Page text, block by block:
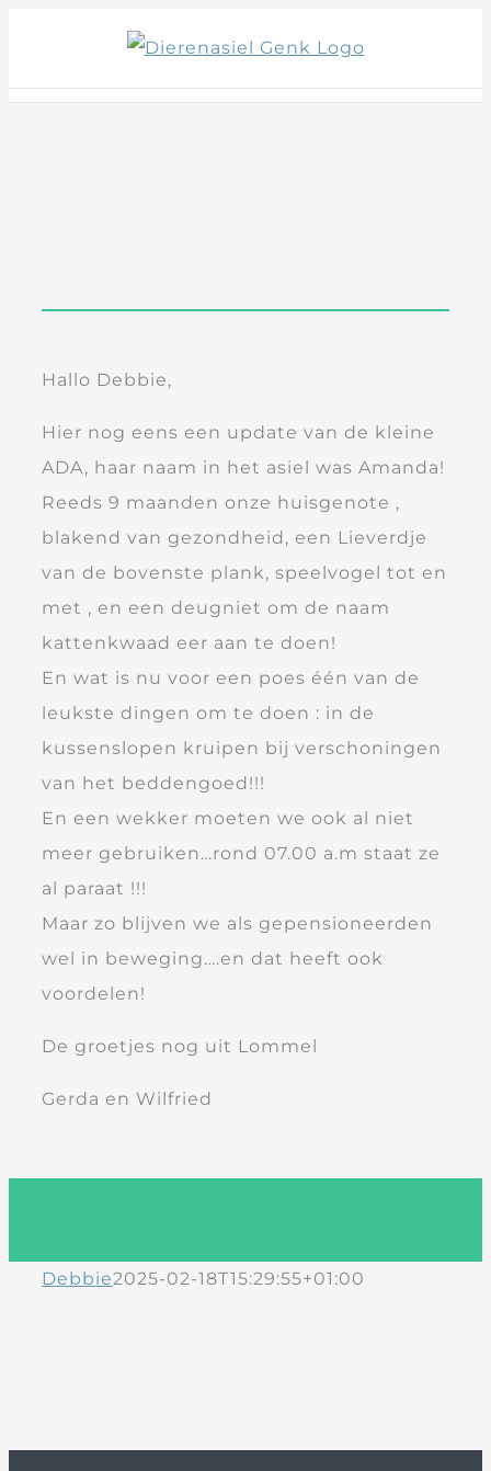
content
Hallo Debbie,
Hier nog eens een update van de kleine
ADA, haar naam in het asiel was Amanda!
Reeds 9 maanden onze huisgenote ,
blakend van gezondheid, een Lieverdje
van de bovenste plank, speelvogel tot en
met , en een deugniet om de naam
kattenkwaad eer aan te doen!
En wat is nu voor een poes één van de
leukste dingen om te doen : in de
kussenslopen kruipen bij verschoningen
van het beddengoed!!!
En een wekker moeten we ook al niet
meer gebruiken…rond 07.00 a.m staat ze
al paraat !!!
Maar zo blijven we als gepensioneerden
wel in beweging….en dat heeft ook
voordelen!
De groetjes nog uit Lommel
Gerda en Wilfried
Debbie2025-02-18T15:29:55+01:00